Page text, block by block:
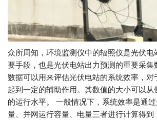
众所周知，环境监测仪中的辐照仪是光伏电
要手段，也是光伏电站出力预测的重要采集
数据可以用来评估光伏电站的系统效率，对
起到一定的辅助作用。其数值的大小可以
的运行水平。 一般情况下，系统效率是通
量、并网运行容量、电量三者进行计算得到